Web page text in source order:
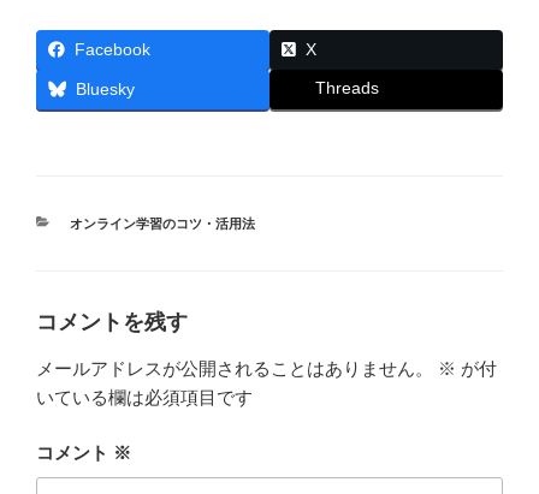
Facebook X
Bluesky Threads
カ
オンライン学習のコツ・活用法
コメントを残す
メールアドレスが公開されることはありません。 ※ が付
いている欄は必須項目です
コメント ※